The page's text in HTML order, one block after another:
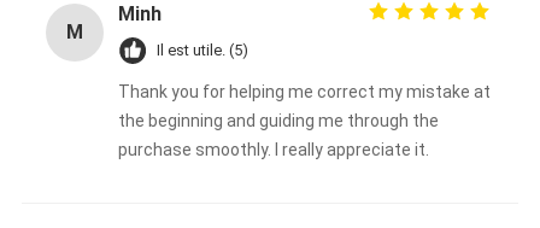
M
Minh
Il est utile. (5)
Thank you for helping me correct my mistake at
the beginning and guiding me through the
purchase smoothly. I really appreciate it.